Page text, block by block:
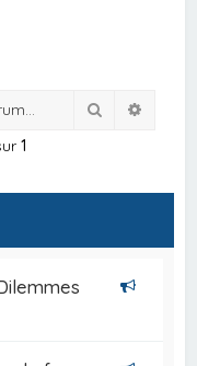
Rechercher
1